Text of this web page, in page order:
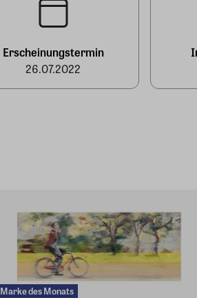
Erscheinungstermin
26.07.2022
Marke des Monats